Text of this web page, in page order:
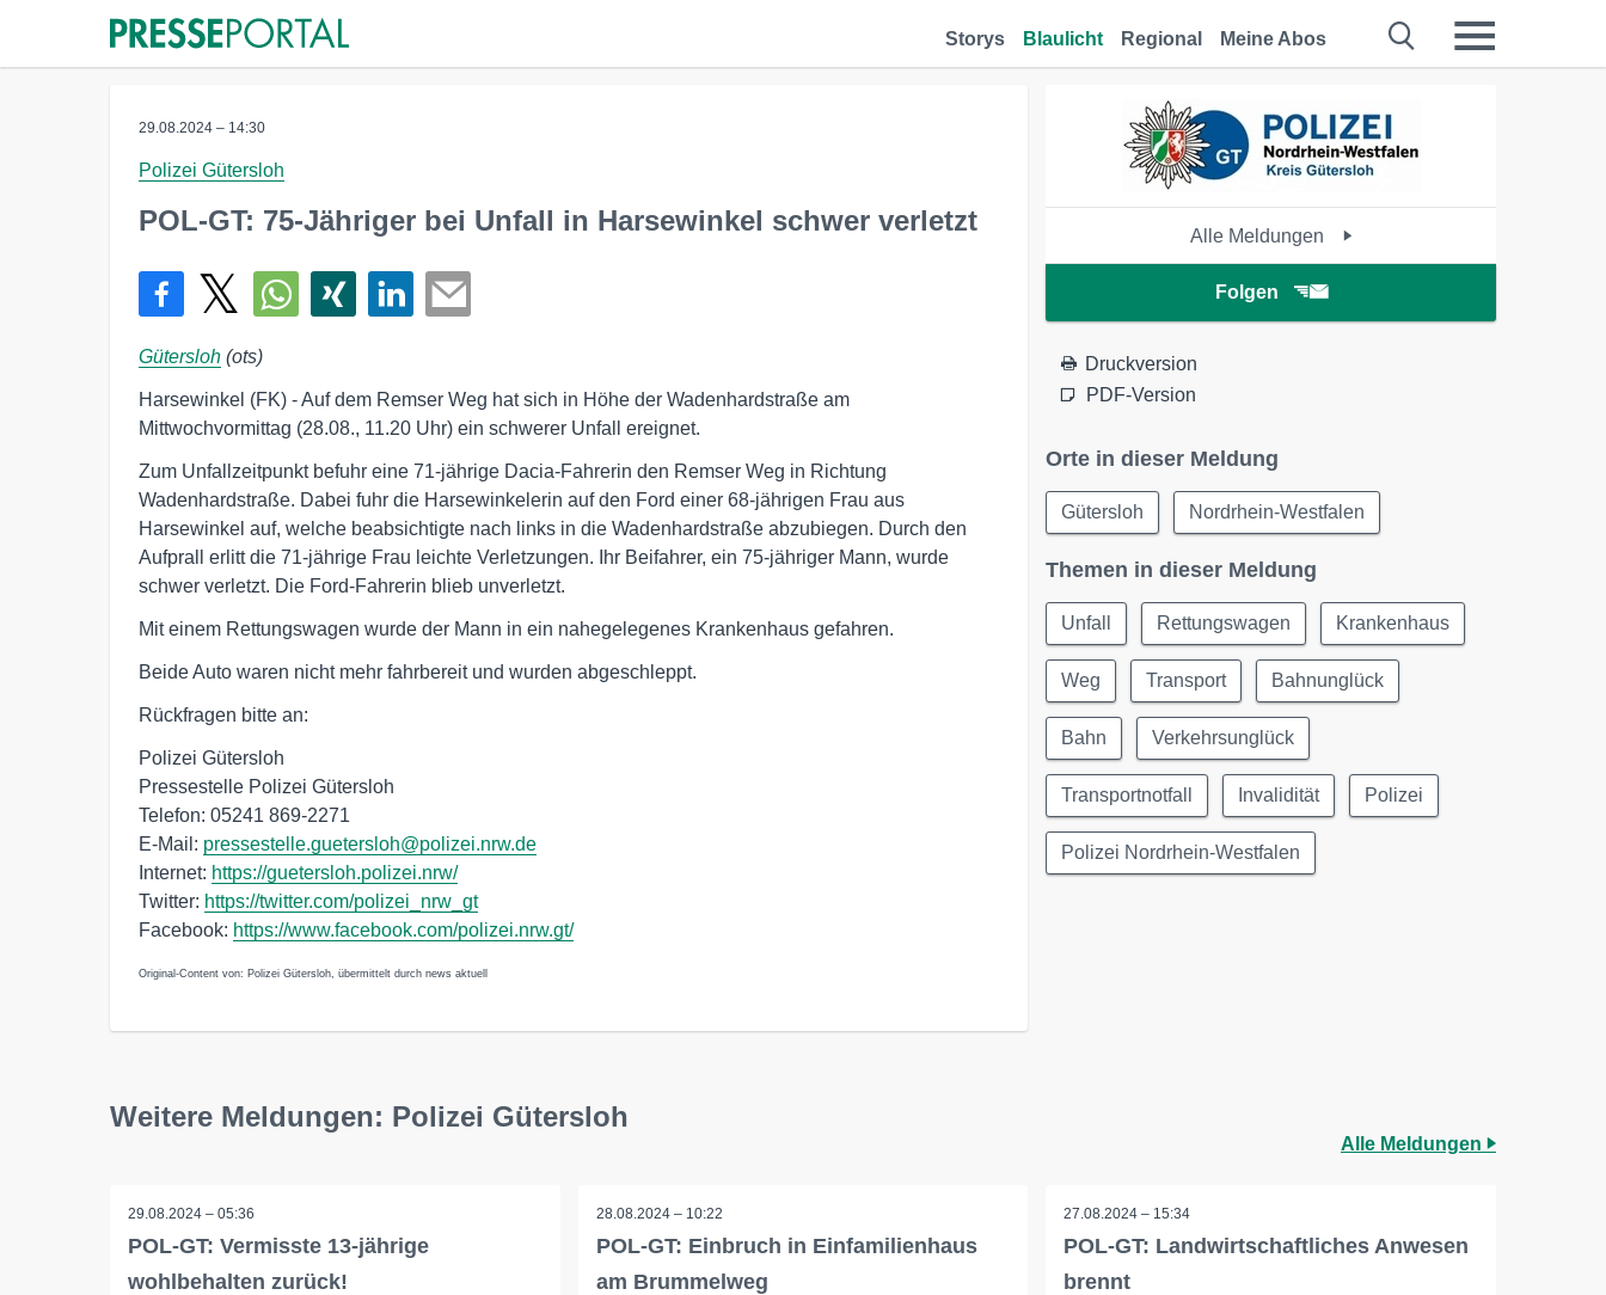
Storys Blaulicht Regional Meine Abos
29.08.2024 – 14:30
Polizei Gütersloh
POL-GT: 75-Jähriger bei Unfall in Harsewinkel schwer verletzt
Gütersloh (ots)
Harsewinkel (FK) - Auf dem Remser Weg hat sich in Höhe der Wadenhardstraße am
Mittwochvormittag (28.08., 11.20 Uhr) ein schwerer Unfall ereignet.
Zum Unfallzeitpunkt befuhr eine 71-jährige Dacia-Fahrerin den Remser Weg in Richtung
Wadenhardstraße. Dabei fuhr die Harsewinkelerin auf den Ford einer 68-jährigen Frau aus
Harsewinkel auf, welche beabsichtigte nach links in die Wadenhardstraße abzubiegen. Durch den
Aufprall erlitt die 71-jährige Frau leichte Verletzungen. Ihr Beifahrer, ein 75-jähriger Mann, wurde
schwer verletzt. Die Ford-Fahrerin blieb unverletzt.
Mit einem Rettungswagen wurde der Mann in ein nahegelegenes Krankenhaus gefahren.
Beide Auto waren nicht mehr fahrbereit und wurden abgeschleppt.
Rückfragen bitte an:
Polizei Gütersloh
Pressestelle Polizei Gütersloh
Telefon: 05241 869-2271
E-Mail: pressestelle.guetersloh@polizei.nrw.de
Internet: https://guetersloh.polizei.nrw/
Twitter: https://twitter.com/polizei_nrw_gt
Facebook: https://www.facebook.com/polizei.nrw.gt/
Original-Content von: Polizei Gütersloh, übermittelt durch news aktuell
Alle Meldungen
Folgen
Druckversion
PDF-Version
Orte in dieser Meldung
Gütersloh Nordrhein-Westfalen
Themen in dieser Meldung
Unfall Rettungswagen Krankenhaus
Weg Transport Bahnunglück
Bahn Verkehrsunglück
Transportnotfall Invalidität Polizei
Polizei Nordrhein-Westfalen
Weitere Meldungen: Polizei Gütersloh
Alle Meldungen
29.08.2024 – 05:36
POL-GT: Vermisste 13-jährige
wohlbehalten zurück!
28.08.2024 – 10:22
POL-GT: Einbruch in Einfamilienhaus
am Brummelweg
27.08.2024 – 15:34
POL-GT: Landwirtschaftliches Anwesen
brennt